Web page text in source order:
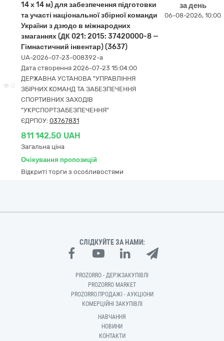
0
14 х 14 м) для забезпечення підготовки
та участі національної збірної команди
України з дзюдо в міжнародних
змаганнях (ДК 021: 2015: 37420000-8 —
Гімнастичний інвентар) (3637)
UA-2026-07-23-008392-a
Дата створення 2026-07-23 15:04:00
ДЕРЖАВНА УСТАНОВА "УПРАВЛІННЯ
ЗБІРНИХ КОМАНД ТА ЗАБЕЗПЕЧЕННЯ
СПОРТИВНИХ ЗАХОДІВ
"УКРСПОРТЗАБЕЗПЕЧЕННЯ"
ЄДРПОУ: 03767831
811 142,50 UAH
Загальна ціна
Очікування пропозицій
Відкриті торги з особливостями
за день
06-08-2026, 10:00
СЛІДКУЙТЕ ЗА НАМИ:
PROZORRO - ДЕРЖЗАКУПІВЛІ
PROZORRO MARKET
PROZORRO.ПРОДАЖІ - АУКЦІОНИ
КОМЕРЦІЙНІ ЗАКУПІВЛІ
НАВЧАННЯ
НОВИНИ
КОНТАКТИ